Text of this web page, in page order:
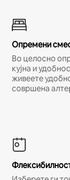
Опремени
Во целосно
кујна и
живеете
совршена